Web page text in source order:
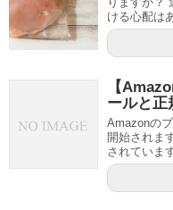
ける心配は
【
ールと正
Amazonの
開始されま
されていま